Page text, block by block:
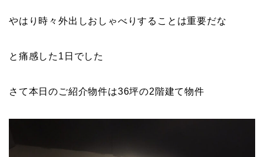
やはり時々外出しおしゃべりすることは重要だな
と痛感した1日でした
さて本日のご紹介物件は36坪の2階建て物件